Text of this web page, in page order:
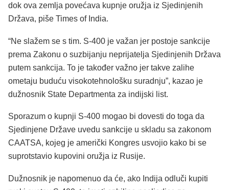
dok ova zemlja povećava kupnje oružja iz Sjedinjenih
Država, piše Times of India.
“Ne slažem se s tim. S-400 je važan jer postoje sankcije
prema Zakonu o suzbijanju neprijatelja Sjedinjenih Država
putem sankcija. To je također važno jer takve zalihe
ometaju buduću visokotehnološku suradnju”, kazao je
dužnosnik State Departmenta za indijski list.
Sporazum o kupnji S-400 mogao bi dovesti do toga da
Sjedinjene Države uvedu sankcije u skladu sa zakonom
CAATSA, kojeg je američki Kongres usvojio kako bi se
suprotstavio kupovini oružja iz Rusije.
Dužnosnik je napomenuo da će, ako Indija odluči kupiti